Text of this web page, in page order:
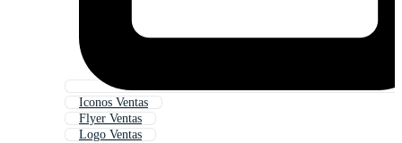
Iconos Ventas
Flyer Ventas
Logo Ventas